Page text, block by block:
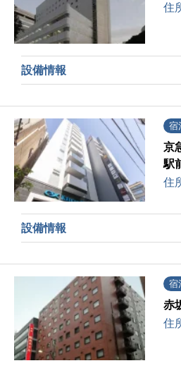
住
設備情報
宿
京
駅
住
設備情報
宿
赤
住